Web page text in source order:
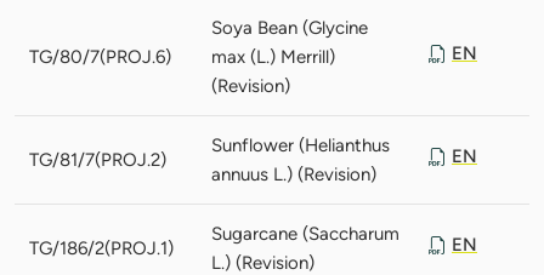
TG/80/7(PROJ.6)
Soya Bean (Glycine
max (L.) Merrill)
(Revision)
EN
TG/81/7(PROJ.2)
Sunflower (Helianthus
annuus L.) (Revision)
EN
TG/186/2(PROJ.1)
Sugarcane (Saccharum
L.) (Revision)
EN